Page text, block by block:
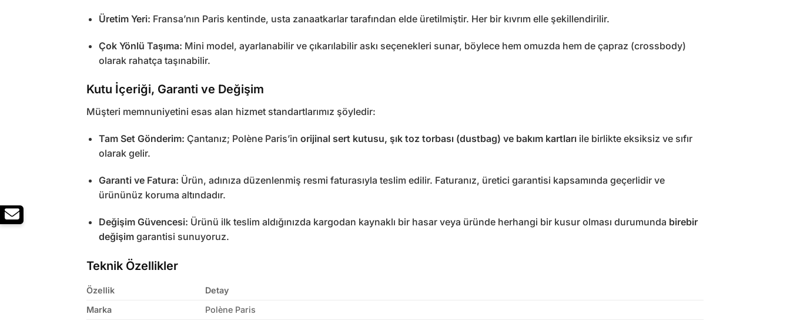
Üretim Yeri: Fransa’nın Paris kentinde, usta zanaatkarlar tarafından elde üretilmiştir. Her bir kıvrım elle şekillendirilir.
Çok Yönlü Taşıma: Mini model, ayarlanabilir ve çıkarılabilir askı seçenekleri sunar, böylece hem omuzda hem de çapraz (crossbody)
olarak rahatça taşınabilir.
Kutu İçeriği, Garanti ve Değişim
Müşteri memnuniyetini esas alan hizmet standartlarımız şöyledir:
Tam Set Gönderim: Çantanız; Polène Paris’in orijinal sert kutusu, şık toz torbası (dustbag) ve bakım kartları ile birlikte eksiksiz ve sıfır
olarak gelir.
Garanti ve Fatura: Ürün, adınıza düzenlenmiş resmi faturasıyla teslim edilir. Faturanız, üretici garantisi kapsamında geçerlidir ve
ürününüz koruma altındadır.
Değişim Güvencesi: Ürünü ilk teslim aldığınızda kargodan kaynaklı bir hasar veya üründe herhangi bir kusur olması durumunda birebir
değişimgarantisi sunuyoruz.
Teknik Özellikler
Özellik
Detay
Marka
Polène Paris